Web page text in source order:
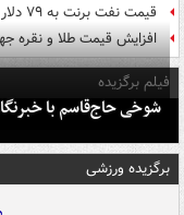
قیمت نفت برنت به ۷۹ دلار رسید
افزایش قیمت طلا و نقره
فیلم برگزیده
شوخی حاج‌قاسم با
برگزیده ورزشی